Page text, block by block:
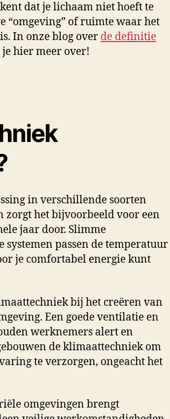
dat je lichaam niet hoeft te
“omgeving” of ruimte waar het
In onze blog over de definitie
je hier meer over!
in verschillende soorten
zorgt het bijvoorbeeld voor een
jaar door. Slimme
systemen passen de temperatuur
je comfortabel energie kunt
bij het creëren van
Een goede ventilatie en
werknemers alert en
de klimaattechniek om
te verzorgen, ongeacht het
omgevingen brengt